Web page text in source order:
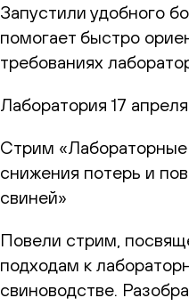
Запустили удобного
помогает быстро
требованиях
Лаборатория 17
Стрим
снижения потерь и
свиней»
Повели стрим,
подходам к
свиноводстве.